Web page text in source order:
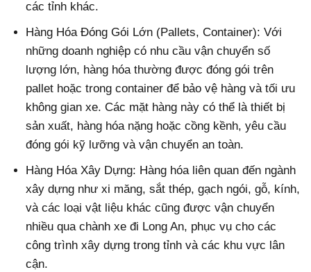
các tỉnh khác.
Hàng Hóa Đóng Gói Lớn (Pallets, Container): Với
những doanh nghiệp có nhu cầu vận chuyển số
lượng lớn, hàng hóa thường được đóng gói trên
pallet hoặc trong container để bảo vệ hàng và tối ưu
không gian xe. Các mặt hàng này có thể là thiết bị
sản xuất, hàng hóa nặng hoặc cồng kềnh, yêu cầu
đóng gói kỹ lưỡng và vận chuyển an toàn.
Hàng Hóa Xây Dựng: Hàng hóa liên quan đến ngành
xây dựng như xi măng, sắt thép, gạch ngói, gỗ, kính,
và các loại vật liệu khác cũng được vận chuyển
nhiều qua chành xe đi Long An, phục vụ cho các
công trình xây dựng trong tỉnh và các khu vực lân
cận.